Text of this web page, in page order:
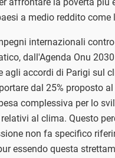
affrontare la povertà più
a medio reddito come
internazionali contro
dall'Agenda Onu
agli accordi di Parigi sul
dal 25% proposto al
complessiva per lo
al clima. Questo
non fa specifico
essendo questa